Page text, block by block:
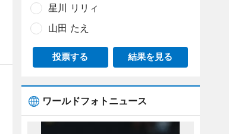
星川 リリィ
山田 たえ
投票する 結果を見る
ワールドフォトニュース